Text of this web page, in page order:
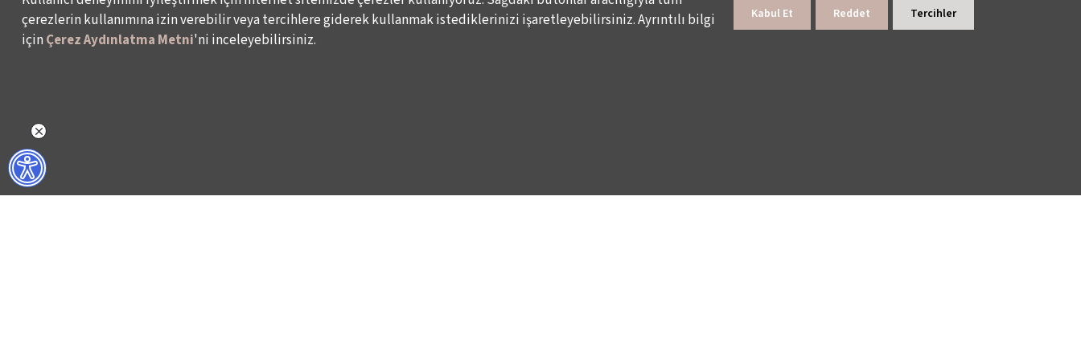
NELER YAPIYORUZ?
İSTANBUL FİLM FESTİVALİ
çerezlerin kullanımına izin verebilir veya tercihlere giderek kullanmak istediklerinizi işaretleyebilirsiniz. Ayrıntılı bilgi
için Çerez Aydınlatma Metni'ni inceleyebilirsiniz.
Kabul Et Reddet Tercihler